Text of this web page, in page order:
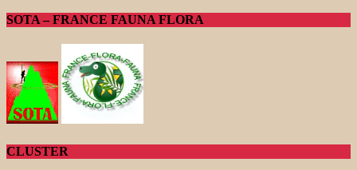
SOTA – FRANCE FAUNA FLORA
CLUSTER